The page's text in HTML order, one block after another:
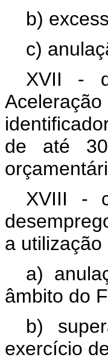
b)
c)
XVII -
de até
XVIII -
a
a)
âmbito do
b)
exercício